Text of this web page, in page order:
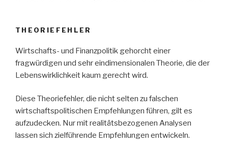
THEORIEFEHLER
Wirtschafts- und Finanzpolitik gehorcht einer
fragwürdigen und sehr eindimensionalen Theorie, die der
Lebenswirklichkeit kaum gerecht wird.
Diese Theoriefehler, die nicht selten zu falschen
wirtschaftspolitischen Empfehlungen führen, gilt es
aufzudecken. Nur mit realitätsbezogenen Analysen
lassen sich zielführende Empfehlungen entwickeln.